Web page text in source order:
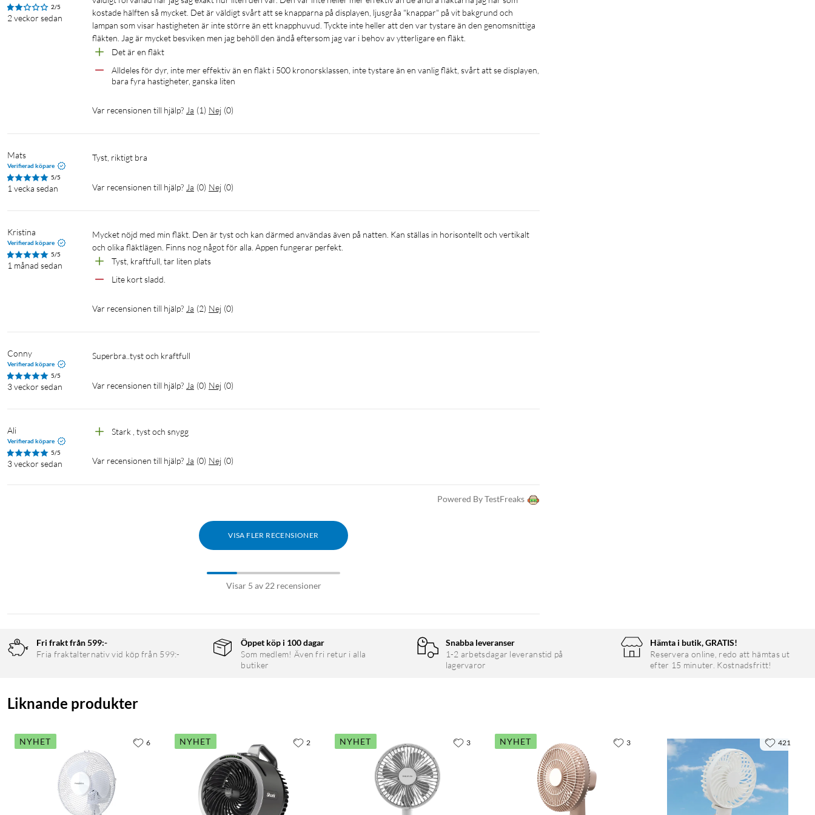
Luftflöde: 1440 m³/h
Ventilationsräckvidd: 13 m
Svängning: 100° vertikalt, 120° horisontellt
Hastighetsnivåer: 4 på fläkten, 100 steglösa via appen
1 × Sockel
1 × Strömadapter
2/5
2 veckor sedan
kostade hälften så mycket. Det är väldigt svårt att se knapparna på displayen, ljusgråa "knappar" på vit bakgrund och
lampan som visar hastigheten är inte större än ett knapphuvud. Tyckte inte heller att den var tystare än den genomsnittiga
fläkten. Jag är mycket besviken men jag behöll den ändå eftersom jag var i behov av ytterligare en fläkt.
Det är en fläkt
Alldeles för dyr, inte mer effektiv än en fläkt i 500 kronorsklassen, inte tystare än en vanlig fläkt, svårt att se displayen,
bara fyra hastigheter, ganska liten
Var recensionen till hjälp? Ja (1) Nej (0)
Mats
Verifierad köpare
5/5
1 vecka sedan
Tyst, riktigt bra
Var recensionen till hjälp? Ja (0) Nej (0)
Kristina
Verifierad köpare
5/5
1 månad sedan
Mycket nöjd med min fläkt. Den är tyst och kan därmed användas även på natten. Kan ställas in horisontellt och vertikalt
och olika fläktlägen. Finns nog något för alla. Appen fungerar perfekt.
Tyst, kraftfull, tar liten plats
Lite kort sladd.
Var recensionen till hjälp? Ja (2) Nej (0)
Conny
Verifierad köpare
5/5
3 veckor sedan
Superbra..tyst och kraftfull
Var recensionen till hjälp? Ja (0) Nej (0)
Ali
Verifierad köpare
5/5
3 veckor sedan
Stark , tyst och snygg
Var recensionen till hjälp? Ja (0) Nej (0)
Powered By TestFreaks
VISA FLER RECENSIONER
Visar 5 av 22 recensioner
Fri frakt från 599:-
Fria fraktalternativ vid köp från 599:-
Öppet köp i 100 dagar
Som medlem! Även fri retur i alla
butiker
Snabba leveranser
1-2 arbetsdagar leveranstid på
lagervaror
Hämta i butik, GRATIS!
Reservera online, redo att hämtas ut
efter 15 minuter. Kostnadsfritt!
Liknande produkter
NYHET 6 NYHET 2 NYHET 3 NYHET 3 421